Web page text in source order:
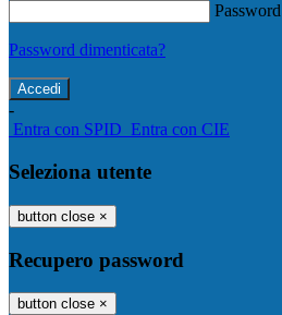
Password
Password dimenticata?
-
Entra con SPID Entra con CIE
Seleziona utente
button close ×
Recupero password
button close ×